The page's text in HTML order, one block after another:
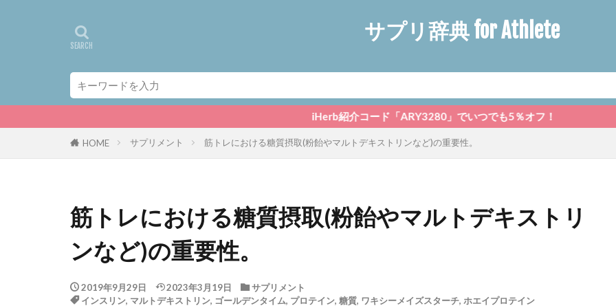
サプリ辞典 for Athlete
iHerb紹介コード「ARY3280」でいつでも5％オフ！
HOME サプリメント 筋トレにおける糖質摂取(粉飴やマルトデキストリンなど)の重要性。
筋トレにおける糖質摂取(粉飴やマルトデキストリ
ンなど)の重要性。
2019年9月29日 2023年3月19日
サプリメント
インスリン, マルトデキストリン, ゴールデンタイム, プロテイン, 糖質, ワキシーメイズスターチ, ホエイプロテイン